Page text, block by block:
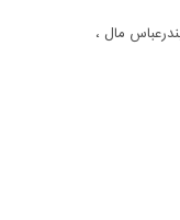
مال ،